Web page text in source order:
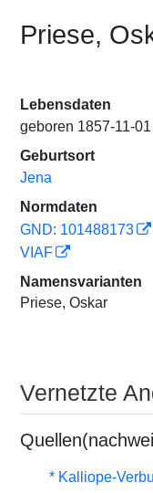
Priese,
Lebensdaten
geboren 1857-11-
Geburtsort
Jena
Normdaten
GND: 101488173
VIAF
Namensvarianten
Priese, Oskar
Vernetzte
* Kalliope-